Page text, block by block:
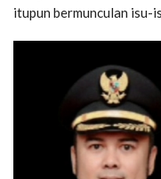
itupun bermunculan isu-